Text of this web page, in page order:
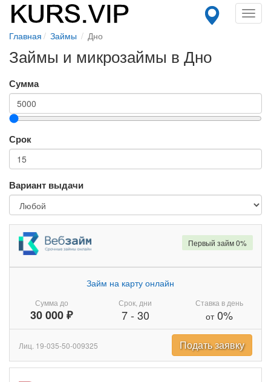
Главная Займы Дно
Займы и микрозаймы в Дно
Сумма
Срок
Вариант выдачи
Сумма до
30 000 ₽
Займ на карту онлайн
Срок, дни
7- 30
Ставка в день
от0%
Первый займ 0%
Лиц. 19-035-50-009325 Подать заявку